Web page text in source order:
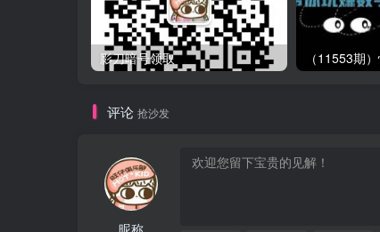
影刀暗号领取
评论 抢沙发